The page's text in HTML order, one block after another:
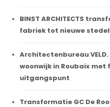
BINST ARCHITECTS
fabriek tot nieuwe
Architectenbureau
woonwijk in Roubaix met
uitgangspunt
Transformatie GC De